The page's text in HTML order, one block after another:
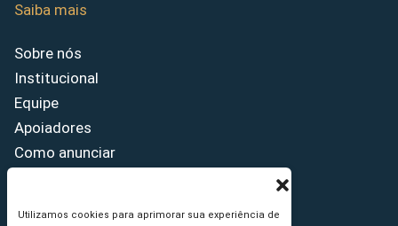
Utilizamos cookies para aprimorar sua experiência de
Saiba mais
Sobre nós
Institucional
Equipe
Apoiadores
Como anunciar